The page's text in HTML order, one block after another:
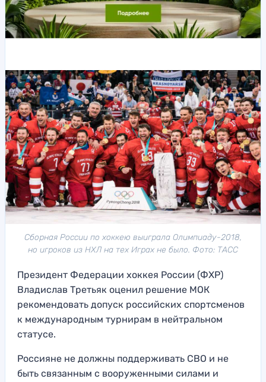
Сборная России по хоккею выиграла Олимпиаду-2018,
но игроков из НХЛ на тех Играх не было. Фото: ТАСС
Президент Федерации хоккея России (ФХР)
Владислав Третьяк оценил решение МОК
рекомендовать допуск российских спортсменов
к международным турнирам в нейтральном
статусе.
Россияне не должны поддерживать СВО и не
быть связанным с вооруженными силами и